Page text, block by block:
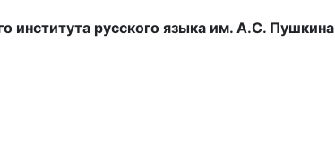
института русского языка им. А.С. Пушкина